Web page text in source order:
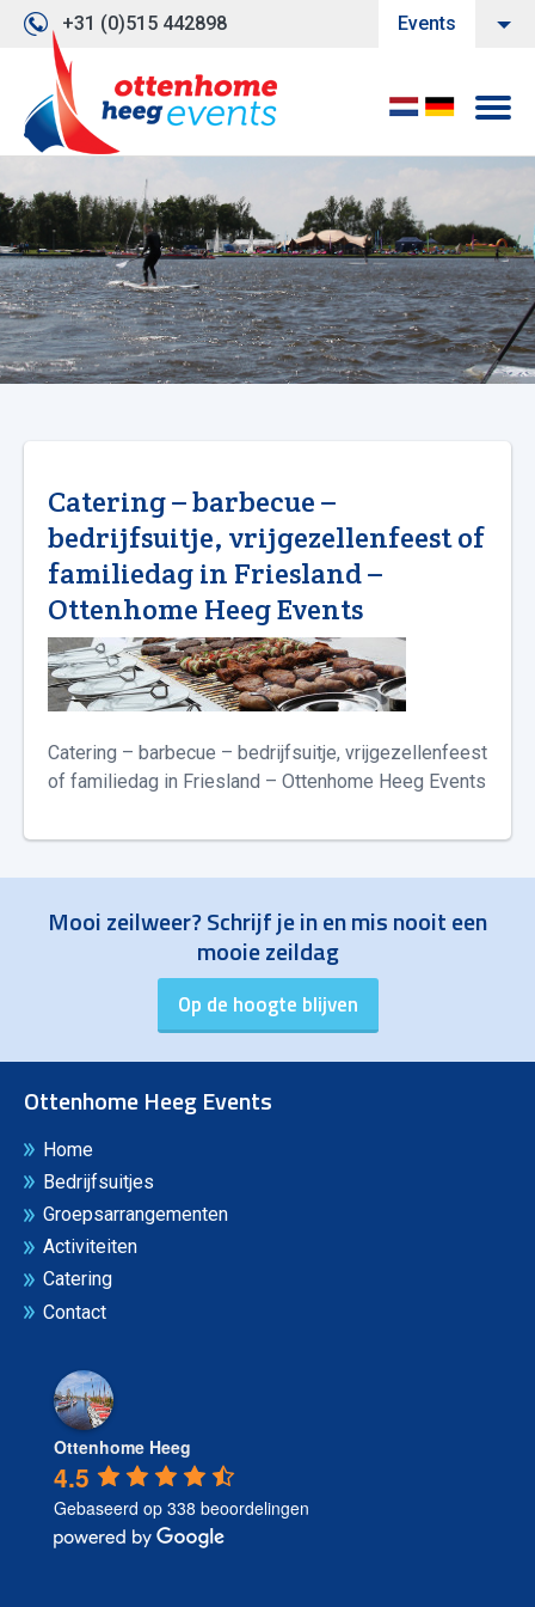
+31 (0)515 442898 Events
Catering – barbecue –
bedrijfsuitje, vrijgezellenfeest of
familiedag in Friesland –
Ottenhome Heeg Events
Catering – barbecue – bedrijfsuitje, vrijgezellenfeest
of familiedag in Friesland – Ottenhome Heeg Events
Mooi zeilweer? Schrijf je in en mis nooit een
mooie zeildag
Ottenhome Heeg Events
Home
Bedrijfsuitjes
Groepsarrangementen
Activiteiten
Catering
Contact
Ottenhome Heeg
4.5
Gebaseerd op 338 beoordelingen